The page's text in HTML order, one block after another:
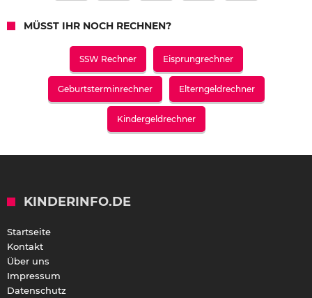
MÜSST IHR NOCH RECHNEN?
SSW Rechner Eisprungrechner
Geburtsterminrechner Elterngeldrechner
Kindergeldrechner
KINDERINFO.DE
Startseite
Kontakt
Über uns
Impressum
Datenschutz